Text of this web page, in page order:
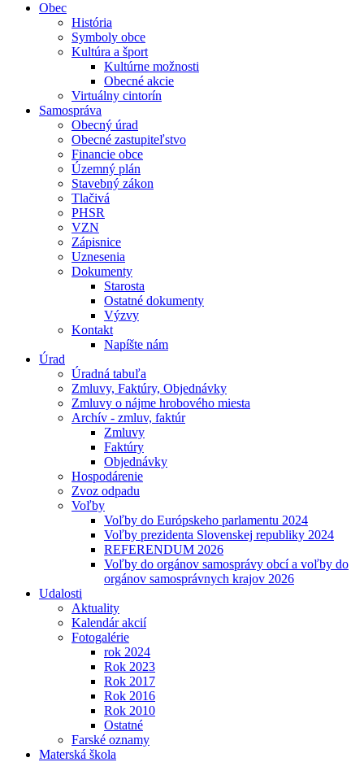
Obec
História
Symboly obce
Kultúra a šport
Kultúrne možnosti
Obecné akcie
Virtuálny cintorín
Samospráva
Obecný úrad
Obecné zastupiteľstvo
Financie obce
Územný plán
Stavebný zákon
Tlačivá
PHSR
VZN
Zápisnice
Uznesenia
Dokumenty
Starosta
Ostatné dokumenty
Výzvy
Kontakt
Napíšte nám
Úrad
Úradná tabuľa
Zmluvy, Faktúry, Objednávky
Zmluvy o nájme hrobového miesta
Archív - zmluv, faktúr
Zmluvy
Faktúry
Objednávky
Hospodárenie
Zvoz odpadu
Voľby
Voľby do Európskeho parlamentu 2024
Voľby prezidenta Slovenskej republiky 2024
REFERENDUM 2026
Voľby do orgánov samosprávy obcí a voľby do
orgánov samosprávnych krajov 2026
Udalosti
Aktuality
Kalendár akcií
Fotogalérie
rok 2024
Rok 2023
Rok 2017
Rok 2016
Rok 2010
Ostatné
Farské oznamy
Materská škola